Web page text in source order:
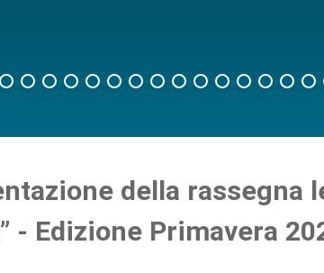
della rassegna
- Edizione Primavera